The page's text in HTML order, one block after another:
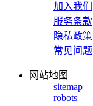
加入我们
服务条款
隐私政策
常见问题
网站地图
sitemap
robots